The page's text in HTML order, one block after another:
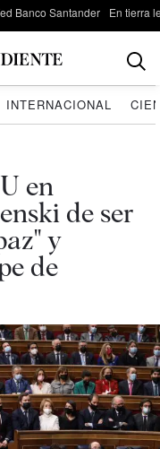
Banco Santander En tierra
INTERNACIONAL
en
de ser
y
de